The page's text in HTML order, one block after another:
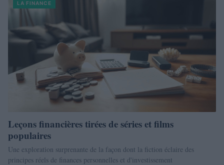
LA FINANCE
Leçons financières tirées de séries et films
populaires
Une exploration surprenante de la façon dont la fiction éclaire des
principes réels de finances personnelles et d'investissement